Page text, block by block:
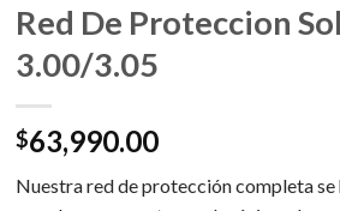
Red De Proteccion
3.00/3.05
$63,990.00
Nuestra red de protección completa se